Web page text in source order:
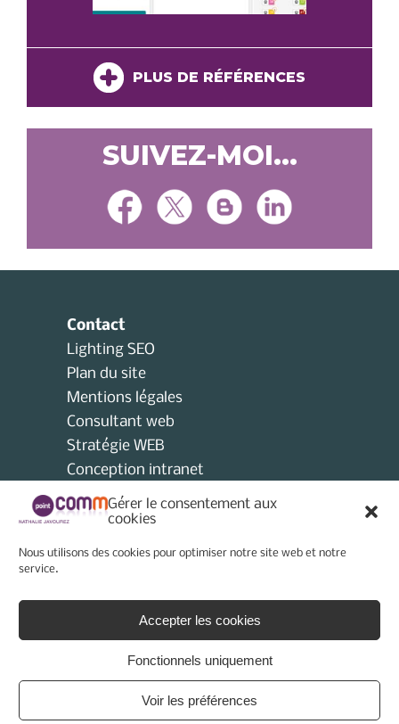
Gérer le consentement aux
cookies
Nous utilisons des cookies pour optimiser notre site web et notre
service.
Accepter les cookies
Fonctionnels uniquement
Voir les préférences
PLUS DE RÉFÉRENCES
SUIVEZ-MOI...
Contact
Lighting SEO
Plan du site
Mentions légales
Consultant web
Stratégie WEB
Conception intranet
Consultant collectivités locales
AMO
© 2026 - Point Comm